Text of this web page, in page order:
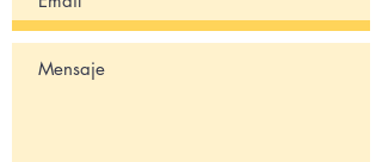
Para depósitos bancarios:
Nombre del Banco: Chase Bank